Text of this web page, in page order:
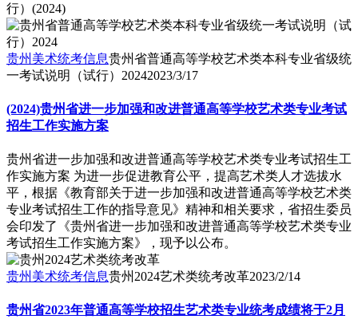
行）(2024)
贵州美术统考信息贵州省普通高等学校艺术类本科专业省级统
一考试说明（试行）20242023/3/17
(2024)贵州省进一步加强和改进普通高等学校艺术类专业考试
招生工作实施方案
贵州省进一步加强和改进普通高等学校艺术类专业考试招生工
作实施方案 为进一步促进教育公平，提高艺术类人才选拔水
平，根据《教育部关于进一步加强和改进普通高等学校艺术类
专业考试招生工作的指导意见》精神和相关要求，省招生委员
会印发了《贵州省进一步加强和改进普通高等学校艺术类专业
考试招生工作实施方案》，现予以公布。
贵州美术统考信息贵州2024艺术类统考改革2023/2/14
贵州省2023年普通高等学校招生艺术类专业统考成绩将于2月